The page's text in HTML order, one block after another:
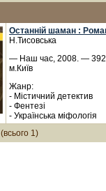
Останній шаман :
Н.Тисовська
— Наш час, 2008. — 392
м.Київ
Жанр:
- Містичний детектив
- Фентезі
- Українська міфологія
(всього 1)